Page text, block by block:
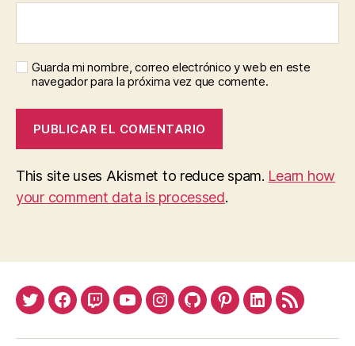
Guarda mi nombre, correo electrónico y web en este
navegador para la próxima vez que comente.
This site uses Akismet to reduce spam. Learn how
your comment data is processed.
TwitterFacebook
TwitchYoutubeInstagram
GithubPinterestLinkedin
Feed